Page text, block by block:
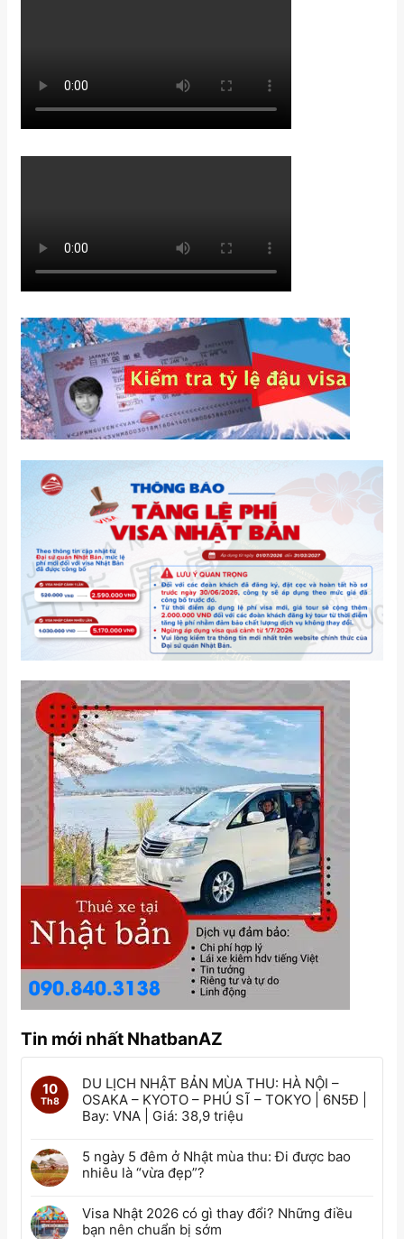
Tin mới nhất NhatbanAZ
10
Th8
DU LỊCH NHẬT BẢN MÙA THU: HÀ NỘI –
OSAKA – KYOTO – PHÚ SĨ – TOKYO | 6N5Đ |
Bay: VNA | Giá: 38,9 triệu
5 ngày 5 đêm ở Nhật mùa thu: Đi được bao
nhiêu là “vừa đẹp”?
Visa Nhật 2026 có gì thay đổi? Những điều
bạn nên chuẩn bị sớm